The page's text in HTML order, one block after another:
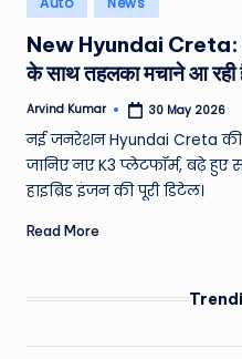
e
a
t
h
er
,
T
c
h
in
New Hyundai Creta:
के साथ तहलका मचाने आ
Posted
Arvind Kumar 30 May 2026
नई जनरेशन Hyundai Creta की
जानिए नए K3 प्लेटफॉर्म, बढ़े
हाइब्रिड इंजन की पूरी डिटेल।
Read More